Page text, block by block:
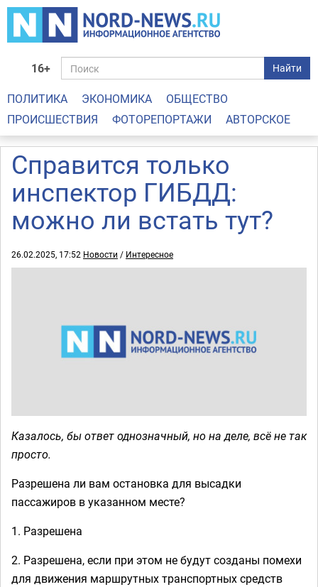
16+ Найти
ПОЛИТИКА ЭКОНОМИКА
ОБЩЕСТВО
ПРОИСШЕСТВИЯ
ФОТОРЕПОРТАЖИ АВТОРСКОЕ
Справится только
инспектор ГИБДД:
можно ли встать тут?
26.02.2025, 17:52 Новости / Интересное
Казалось, бы ответ однозначный, но на деле, всё не так
просто.
Разрешена ли вам остановка для высадки
пассажиров в указанном месте?
1. Разрешена
2. Разрешена, если при этом не будут созданы помехи
для движения маршрутных транспортных средств